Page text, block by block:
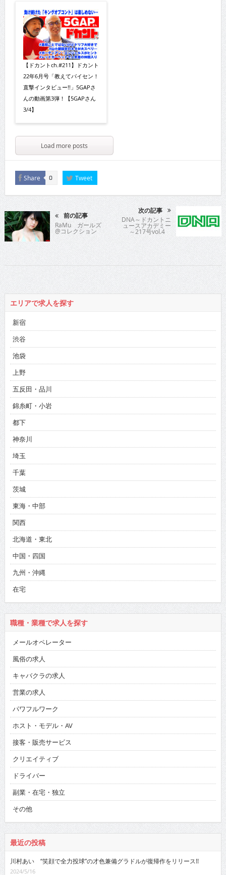
【ドカントch.#211】ドカント
22年6月号「教えてパイセン！
直撃インタビュー!!」5GAPさ
んの動画第3弾！【5GAPさん
3/4】
Load more posts
Share 0 Tweet
前の記事
RaMu ガールズ
@コレクション
次の記事
DNA～ドカントニ
ュースアカデミー
～217号vol.4
エリアで求人を探す
新宿
渋谷
池袋
上野
五反田・品川
錦糸町・小岩
都下
神奈川
埼玉
千葉
茨城
東海・中部
関西
北海道・東北
中国・四国
九州・沖縄
在宅
職種・業種で求人を探す
メールオペレーター
風俗の求人
キャバクラの求人
営業の求人
パワフルワーク
ホスト・モデル・AV
接客・販売サービス
クリエイティブ
ドライバー
副業・在宅・独立
その他
最近の投稿
川村あい “笑顔で全力投球”の才色兼備グラドルが復帰作をリリース!!
2024/5/16